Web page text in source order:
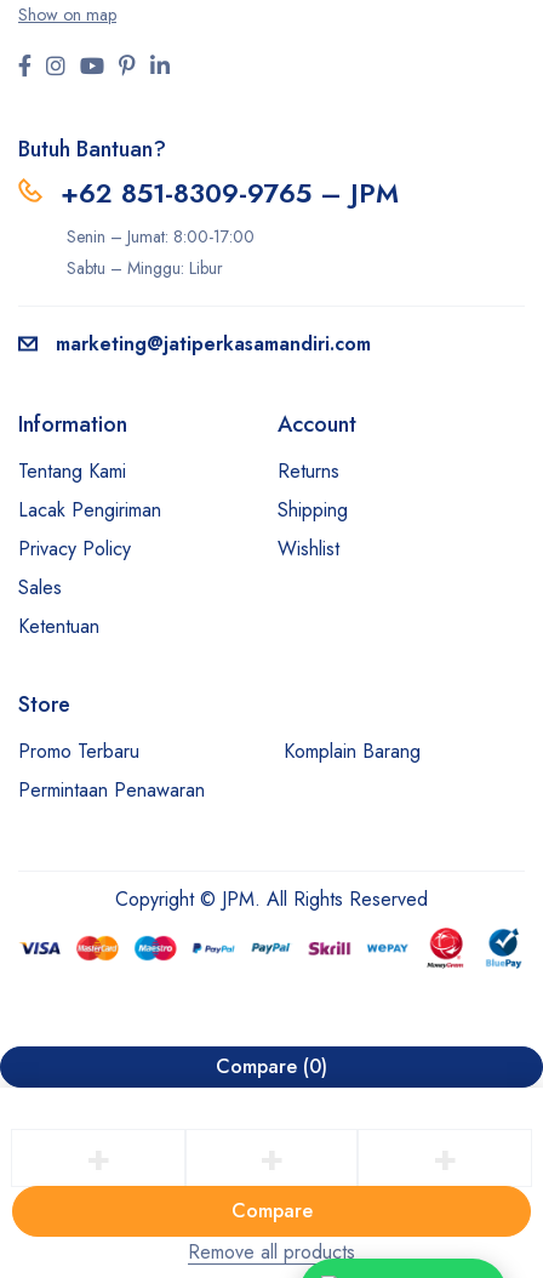
Show on map
Butuh Bantuan?
+62 851-8309-9765 – JPM
Senin – Jumat: 8:00-17:00
Sabtu – Minggu: Libur
marketing@jatiperkasamandiri.com
Information
Tentang Kami
Lacak Pengiriman
Privacy Policy
Sales
Ketentuan
Account
Returns
Shipping
Wishlist
Store
Promo Terbaru
Komplain Barang
Permintaan Penawaran
Copyright © JPM. All Rights Reserved
Compare (0)
Compare
Remove all products